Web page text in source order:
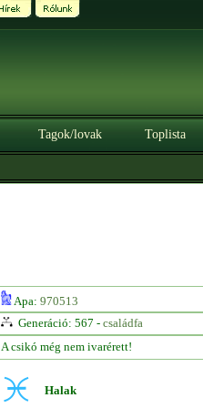
Tagok/lovak Toplista
Apa: 970513
Generáció: 567 - családfa
A csikó még nem ivarérett!
Halak